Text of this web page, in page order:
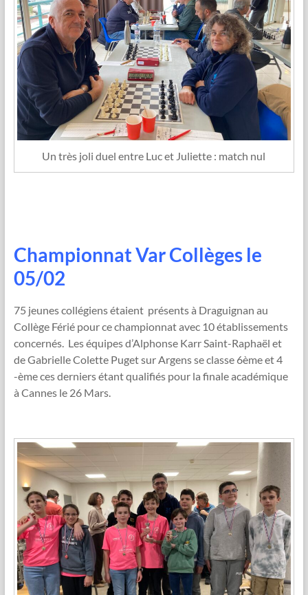
Un très joli duel entre Luc et Juliette : match nul
Championnat Var Collèges le
05/02
75 jeunes collégiens étaient présents à Draguignan au
Collège Férié pour ce championnat avec 10 établissements
concernés. Les équipes d’Alphonse Karr Saint-Raphaël et
de Gabrielle Colette Puget sur Argens se classe 6ème et 4
-ème ces derniers étant qualifiés pour la finale académique
à Cannes le 26 Mars.